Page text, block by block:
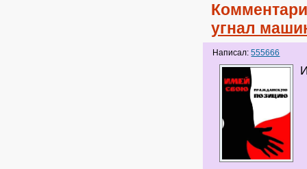
угнал
Написал:555666